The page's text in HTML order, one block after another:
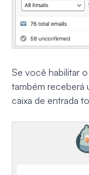
Se você habilitar o
também receberá
caixa de entrada